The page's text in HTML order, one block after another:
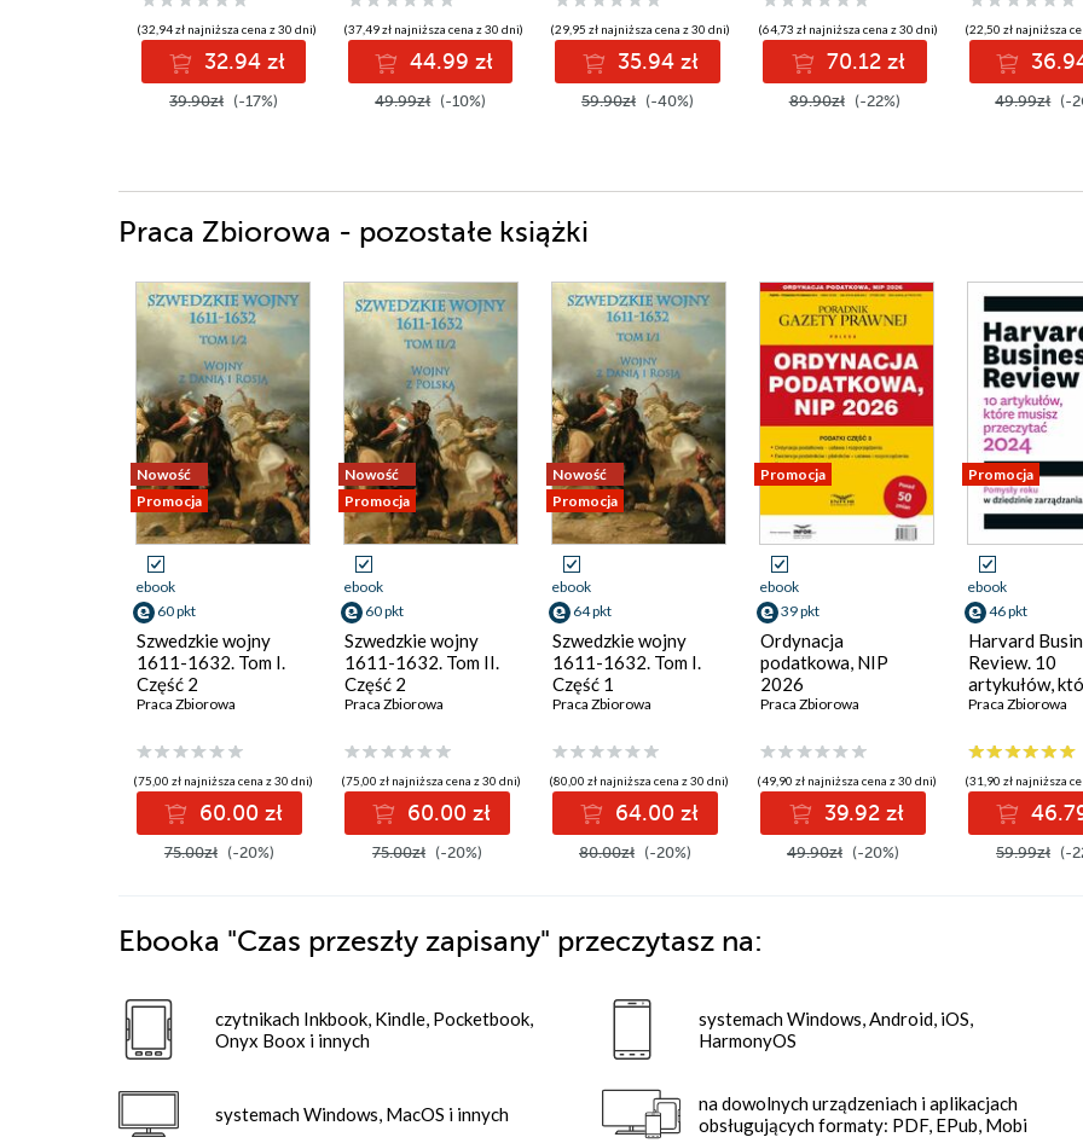
(32,94 zł najniższa cena z 30 dni)
32.94 zł
39.90zł (-17%)
(37,49 zł najniższa cena z 30 dni)
44.99 zł
49.99zł (-10%)
(29,95 zł najniższa cena z 30 dni)
35.94 zł
59.90zł (-40%)
(64,73 zł najniższa cena z 30 dni)
70.12 zł
89.90zł (-22%)
(22,50 zł najniższa
49.99zł (-
Praca Zbiorowa - pozostałe książki
Nowość
Promocja
ebook
60 pkt
Szwedzkie wojny
1611-1632. Tom I.
Część 2
Praca Zbiorowa
(75,00 zł najniższa cena z 30 dni)
60.00 zł
75.00zł (-20%)
Nowość
Promocja
ebook
60 pkt
Szwedzkie wojny
1611-1632. Tom II.
Część 2
Praca Zbiorowa
(75,00 zł najniższa cena z 30 dni)
60.00 zł
75.00zł (-20%)
Nowość
Promocja
ebook
64 pkt
Szwedzkie wojny
1611-1632. Tom I.
Część 1
Praca Zbiorowa
(80,00 zł najniższa cena z 30 dni)
64.00 zł
80.00zł (-20%)
Promocja
ebook
39 pkt
Ordynacja
podatkowa, NIP
2026
Praca Zbiorowa
(49,90 zł najniższa cena z 30 dni)
39.92 zł
49.90zł (-20%)
Promocja
ebook
46 pkt
Harvard
Review. 10
artykułów,
musisz
Praca Zbiorowa
(31,90 zł najniższa
59.99zł (-
Ebooka "Czas przeszły zapisany" przeczytasz na:
czytnikach Inkbook, Kindle, Pocketbook,
Onyx Boox i innych
systemach Windows, MacOS i innych
systemach Windows, Android, iOS,
HarmonyOS
na dowolnych urządzeniach i aplikacjach
obsługujących formaty: PDF, EPub, Mobi